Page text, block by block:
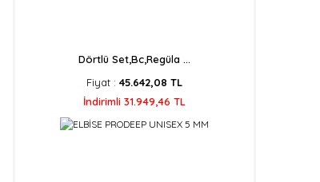
Dörtlü Set,Bc,Regüla ...
Fiyat : 45.642,08 TL
İndirimli 31.949,46 TL